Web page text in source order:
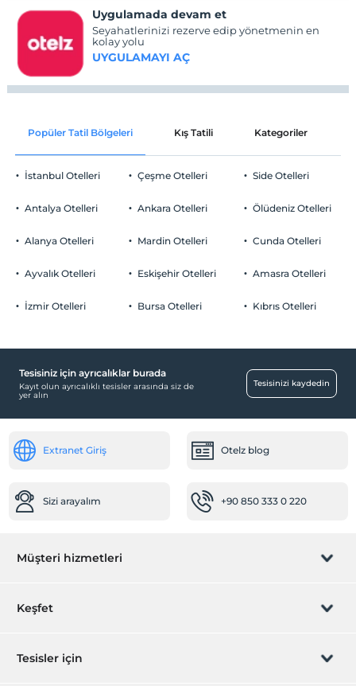
Uygulamada devam et
Seyahatlerinizi rezerve edip yönetmenin en
kolay yolu
UYGULAMAYI AÇ
Popüler Tatil Bölgeleri Kış Tatili Kategoriler
İstanbul Otelleri
Antalya Otelleri
Alanya Otelleri
Ayvalık Otelleri
İzmir Otelleri
Çeşme Otelleri
Ankara Otelleri
Mardin Otelleri
Eskişehir Otelleri
Bursa Otelleri
Side Otelleri
Ölüdeniz Otelleri
Cunda Otelleri
Amasra Otelleri
Kıbrıs Otelleri
Tesisiniz için ayrıcalıklar burada
Kayıt olun ayrıcalıklı tesisler arasında siz de
yer alın
Tesisinizi kaydedin
Extranet Giriş Otelz blog
Sizi arayalım +90 850 333 0 220
Müşteri hizmetleri
Rezervasyon yönet
Keşfet
Hediye Kart
Tesisler için